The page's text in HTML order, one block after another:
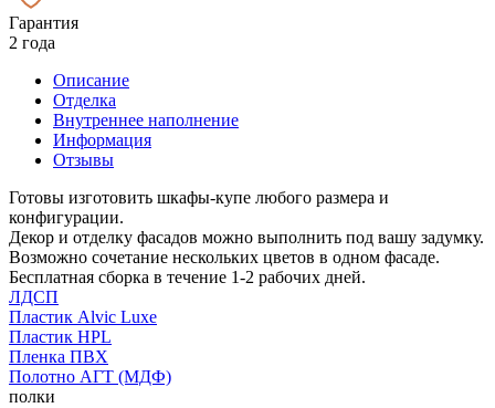
Гарантия
2 года
Описание
Отделка
Внутреннее наполнение
Информация
Отзывы
Готовы изготовить шкафы-купе любого размера и
конфигурации.
Декор и отделку фасадов можно выполнить под вашу задумку.
Возможно сочетание нескольких цветов в одном фасаде.
Бесплатная сборка в течение 1-2 рабочих дней.
ЛДСП
Пластик Alvic Luxe
Пластик HPL
Пленка ПВХ
Полотно АГТ (МДФ)
полки